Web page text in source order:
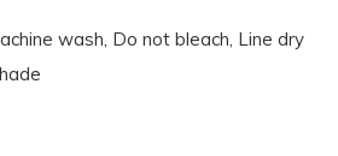
wash, Do not bleach, Line dry